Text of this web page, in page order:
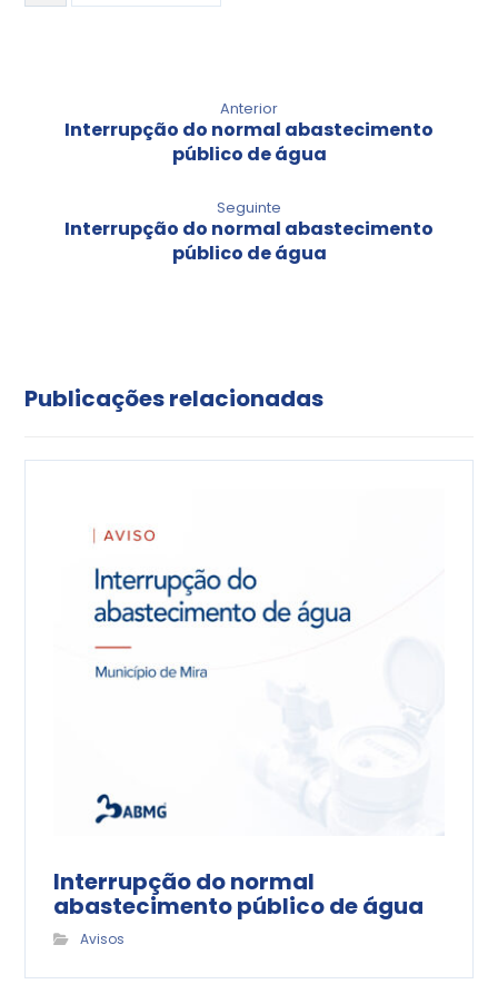
Anterior
Interrupção do normal abastecimento
público de água
Seguinte
Interrupção do normal abastecimento
público de água
Publicações relacionadas
Interrupção do normal
abastecimento público de água
Avisos